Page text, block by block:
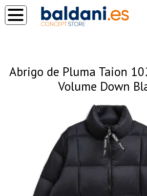
Abrigo de Pluma Taion
Volume Down